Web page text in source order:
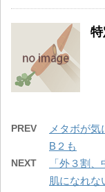
PREV
メタボが
B２も
NEXT
「外３割
肌になれな